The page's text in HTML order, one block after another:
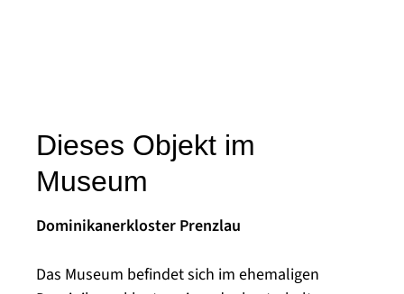
Dieses Objekt im
Museum
Dominikanerkloster Prenzlau
Das Museum befindet sich im ehemaligen